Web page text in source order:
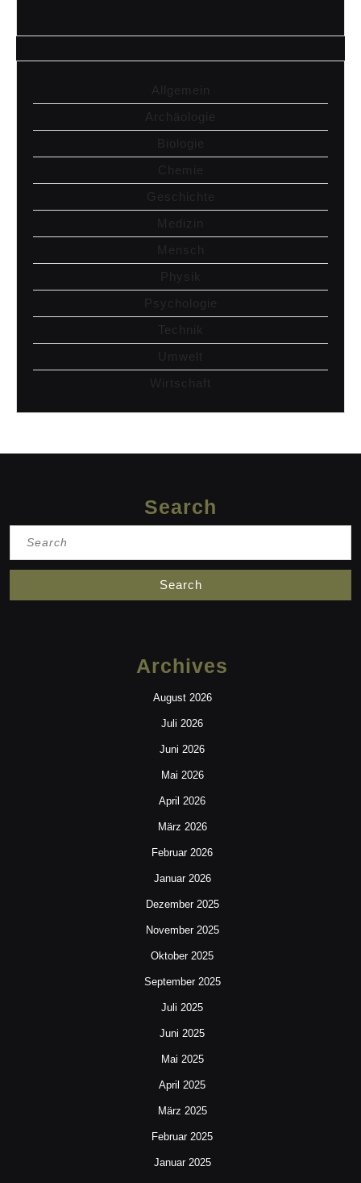
Allgemein
Archäologie
Biologie
Chemie
Geschichte
Medizin
Mensch
Physik
Psychologie
Technik
Umwelt
Wirtschaft
Search
Archives
August 2026
Juli 2026
Juni 2026
Mai 2026
April 2026
März 2026
Februar 2026
Januar 2026
Dezember 2025
November 2025
Oktober 2025
September 2025
Juli 2025
Juni 2025
Mai 2025
April 2025
März 2025
Februar 2025
Januar 2025